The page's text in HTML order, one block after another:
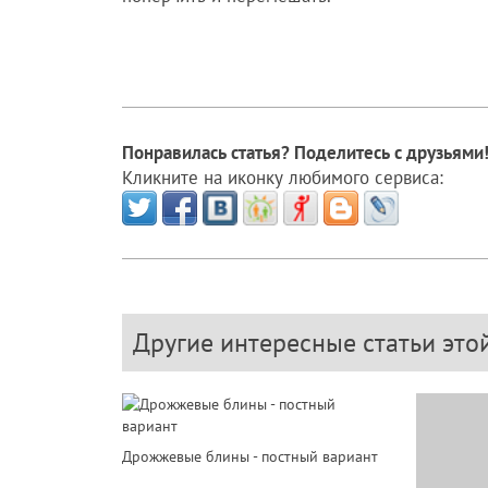
Понравилась статья? Поделитесь с друзьями!
Кликните на иконку любимого сервиса:
Другие интересные статьи
Дрожжевые блины - постный вариант